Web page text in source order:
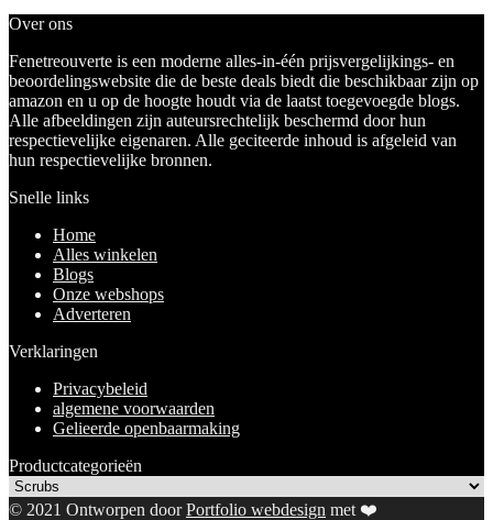
Over ons
Fenetreouverte is een moderne alles-in-één prijsvergelijkings- en
beoordelingswebsite die de beste deals biedt die beschikbaar zijn op
amazon en u op de hoogte houdt via de laatst toegevoegde blogs.
Alle afbeeldingen zijn auteursrechtelijk beschermd door hun
respectievelijke eigenaren. Alle geciteerde inhoud is afgeleid van
hun respectievelijke bronnen.
Snelle links
Home
Alles winkelen
Blogs
Onze webshops
Adverteren
Verklaringen
Privacybeleid
algemene voorwaarden
Gelieerde openbaarmaking
Productcategorieën
© 2021 Ontworpen doorPortfolio webdesign met ❤️